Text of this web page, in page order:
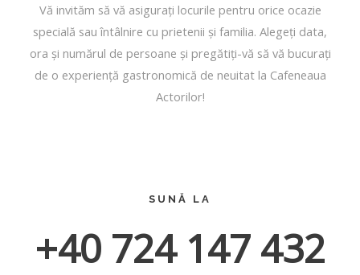
Vă invităm să vă asigurați locurile pentru orice ocazie
specială sau întâlnire cu prietenii și familia. Alegeți data,
ora și numărul de persoane și pregătiți-vă să vă bucurați
de o experiență gastronomică de neuitat la Cafeneaua
Actorilor!
SUNĂ LA
+40 724 147 432